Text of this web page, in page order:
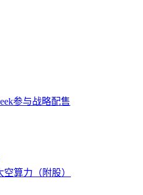
参与战略配售
算力（附股）